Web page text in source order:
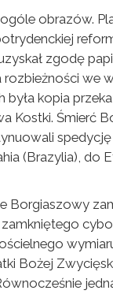
obrazów.
zgodę
we
była kopia
Kostki. Śmierć
spedycję
(Brazylia), do
Borgiaszowy
zamkniętego
Bożej